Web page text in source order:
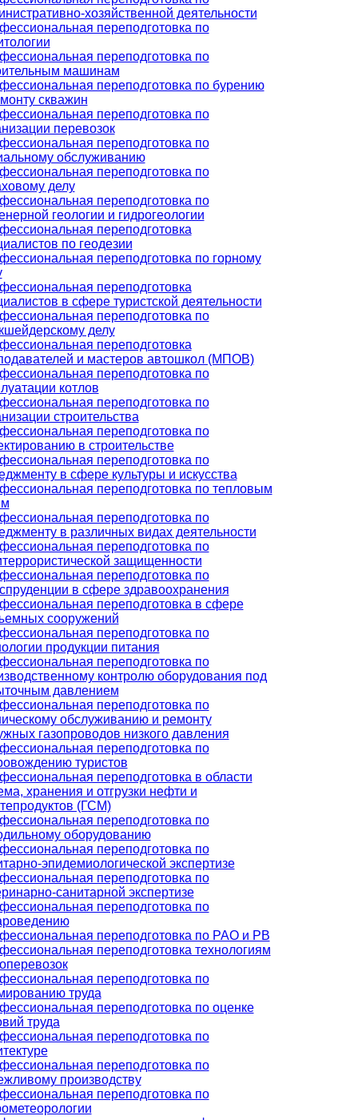
хозяйственной деятельности
переподготовка по
переподготовка по
машинам
переподготовка по бурению
скважин
переподготовка по
перевозок
переподготовка по
обслуживанию
переподготовка по
делу
переподготовка по
геологии и гидрогеологии
переподготовка
по геодезии
переподготовка по горному
переподготовка
в сфере туристской деятельности
переподготовка по
делу
переподготовка
и мастеров автошкол (МПОВ)
переподготовка по
котлов
переподготовка по
строительства
переподготовка по
в строительстве
переподготовка по
в сфере культуры и искусства
переподготовка по тепловым
переподготовка по
в различных видах деятельности
переподготовка по
защищенности
переподготовка по
в сфере здравоохранения
переподготовка в сфере
сооружений
переподготовка по
продукции питания
переподготовка по
контролю оборудования под
давлением
переподготовка по
обслуживанию и ремонту
газопроводов низкого давления
переподготовка по
туристов
переподготовка в области
хранения и отгрузки нефти и
(ГСМ)
переподготовка по
оборудованию
переподготовка по
эпидемиологической экспертизе
переподготовка по
санитарной экспертизе
переподготовка по
переподготовка по РАО и РВ
переподготовка технологиям
переподготовка по
труда
переподготовка по оценке
труда
переподготовка по
переподготовка по
производству
переподготовка по